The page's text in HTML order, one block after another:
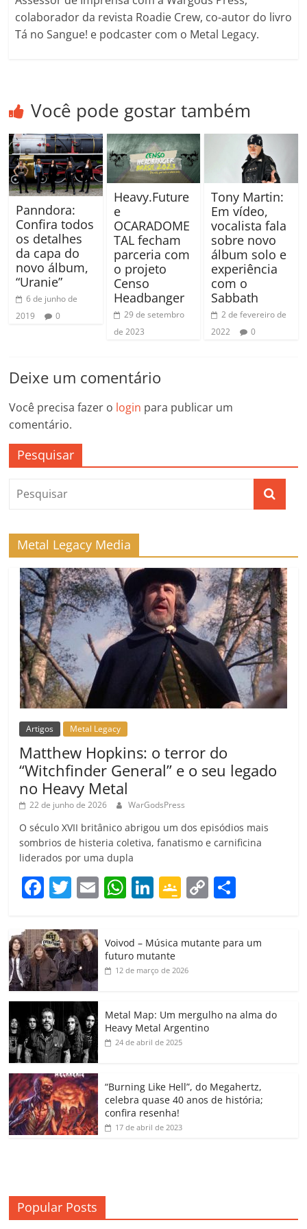
colaborador da revista Roadie Crew, co-autor do livro
Tá no Sangue! e podcaster com o Metal Legacy.
Você pode gostar também
Panndora:
Confira todos
os detalhes
da capa do
novo álbum,
“Uranie”
6 de junho de
2019
0
Heavy.Future
e
OCARADOME
TAL fecham
parceria com
o projeto
Censo
Headbanger
29 de setembro
de 2023
Tony Martin:
Em vídeo,
vocalista fala
sobre novo
álbum solo e
experiência
com o
Sabbath
2 de fevereiro de
2022
0
Deixe um comentário
Você precisa fazer o login para publicar um
comentário.
Pesquisar
Metal Legacy Media
Artigos Metal Legacy
Matthew Hopkins: o terror do
“Witchfinder General” e o seu legado
no Heavy Metal
22 de junho de 2026 WarGodsPress
O século XVII britânico abrigou um dos episódios mais
sombrios de histeria coletiva, fanatismo e carnificina
liderados por uma dupla
F
c
e
b
o
o
k
T
itt
er
E
ai
W
at
s
A
p
Li
k
e
dI
G
gl
e
a
ss
o
m
C
y
k
p
h
Voivod – Música mutante para um
futuro mutante
12 de março de 2026
Metal Map: Um mergulho na alma do
Heavy Metal Argentino
24 de abril de 2025
“Burning Like Hell”, do Megahertz,
celebra quase 40 anos de história;
confira resenha!
17 de abril de 2023
Popular Posts